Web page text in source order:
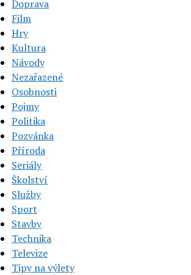
Doprava
Film
Hry
Kultura
Návody
Nezařazené
Osobnosti
Pojmy
Politika
Pozvánka
Příroda
Seriály
Školství
Služby
Sport
Stavby
Technika
Televize
Tipy na výlety